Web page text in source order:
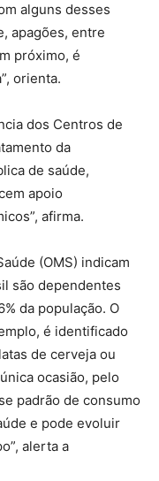
alguns desses
apagões, entre
próximo, é
orienta.
dos Centros de
da
de saúde,
apoio
afirma.
(OMS) indicam
são dependentes
da população. O
é identificado
de cerveja ou
ocasião, pelo
padrão de consumo
e pode evoluir
alerta a